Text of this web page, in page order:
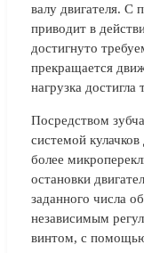
валу двигателя. С
приводит в
достигнуто
прекращается
нагрузка
Посредством
системой
более
остановки
заданного числа
независимым
винтом, с